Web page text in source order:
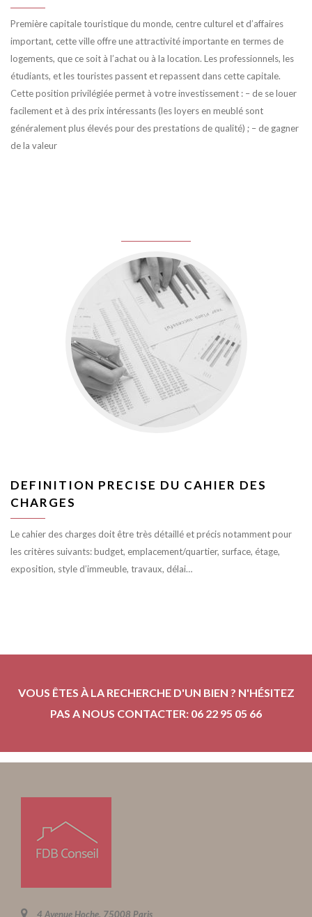
Première capitale touristique du monde, centre culturel et d’affaires
important, cette ville offre une attractivité importante en termes de
logements, que ce soit à l’achat ou à la location. Les professionnels, les
étudiants, et les touristes passent et repassent dans cette capitale.
Cette position privilégiée permet à votre investissement : – de se louer
facilement et à des prix intéressants (les loyers en meublé sont
généralement plus élevés pour des prestations de qualité) ; – de gagner
de la valeur
DEFINITION PRECISE DU CAHIER DES
CHARGES
Le cahier des charges doit être très détaillé et précis notamment pour
les critères suivants: budget, emplacement/quartier, surface, étage,
exposition, style d’immeuble, travaux, délai…
VOUS ÊTES À LA RECHERCHE D'UN BIEN ? N'HÉSITEZ
PAS A NOUS CONTACTER: 06 22 95 05 66
4 Avenue Hoche, 75008 Paris